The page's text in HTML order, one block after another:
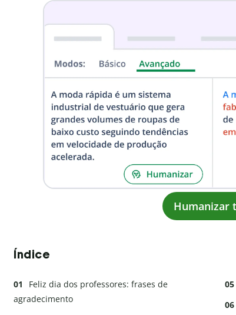
Humanizar
Índice
Feliz dia dos professores: frases de
agradecimento